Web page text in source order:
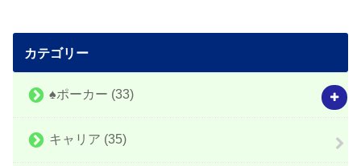
カテゴリー
♠️ポーカー (33)
キャリア (35)